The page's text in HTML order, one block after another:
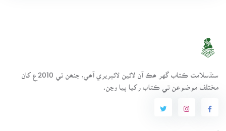
سنڌسلامت ڪتاب گهر ھڪ آن لائين لائبريري آھي، جنھن تي 2010ع کان
مختلف موضوعن تي ڪتاب رکيا پيا وڃن.